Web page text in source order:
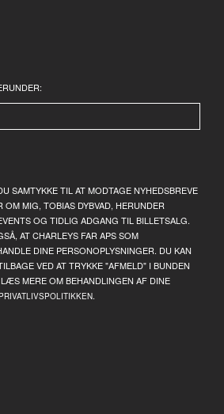
SAMTYKKE TIL AT MODTAGE NYHEDSBREVE
OM MIG, TOBIAS DYBVAD, HERUNDER
OG TIDLIG ADGANG TIL BILLETSALG.
AT CHARLEYS FAR APS SOM
DINE PERSONOPLYSNINGER. DU KAN
VED AT TRYKKE "AFMELD" I BUNDEN
MERE OM BEHANDLINGEN AF DINE
PRIVATLIVSPOLITIKKEN.